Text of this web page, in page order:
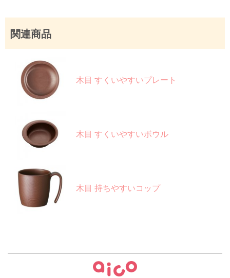
関連商品
木目 すくいやすいプレート
木目 すくいやすいボウル
木目 持ちやすいコップ